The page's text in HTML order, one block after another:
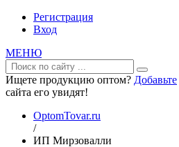
Регистрация
Вход
МЕНЮ
Ищете продукцию оптом? Добавьте
сайта его увидят!
OptomTovar.ru
/
ИП Мирзовалли